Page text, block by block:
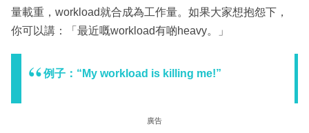
量載重，workload就合成為工作量。如果大家想抱怨下，
你可以講：「最近嘅workload有啲heavy。」
例子：“My workload is killing me!”
廣告